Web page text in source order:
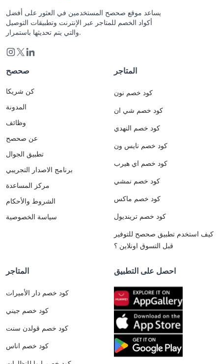
يساعد موقع صحصح المستخدمين في العثور على أفضل
أكواد الخصم للمتاجر عبر الإنترنت وتطبيقات التوصيل
والتي يتم تحديثها باستمرار.
صحصح
كن شريكا
المدونة
وظائف
عن صحصح
تطبيق الجوال
برنامج الاصدار التجريبي
مركز المساعدة
الشروط والأحكام
سياسة الخصوصية
المتاجر
كود خصم نون
كود خصم شي ان
كود خصم النهدي
كود خصم نايس ون
كود خصم اي هيرب
كود خصم نمشي
كود خصم ماكس
كود خصم ترينديول
كيف استخدم تطبيق صحصح للتوفير
قبل التسوق اونلاين ؟
المتاجر
كود خصم دار الأميرات
كود خصم جيني
كود خصم قولدن سنت
كود خصم اناس
احصل على التطبيق